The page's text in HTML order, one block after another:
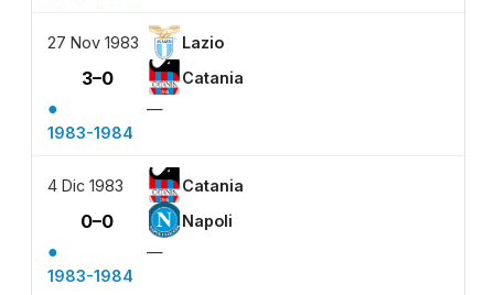
27 Nov 1983 Lazio
3–0 Catania
●
—
1983-1984
4 Dic 1983 Catania
0–0 Napoli
●
—
1983-1984